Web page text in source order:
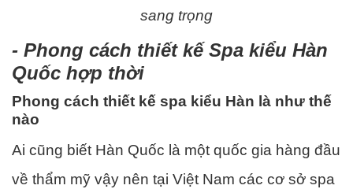
sang trọng
- Phong cách thiết kế Spa kiểu Hàn
Quốc hợp thời
Phong cách thiết kế spa kiểu Hàn là như thế
nào
Ai cũng biết Hàn Quốc là một quốc gia hàng đầu
về thẩm mỹ vậy nên tại Việt Nam các cơ sở spa